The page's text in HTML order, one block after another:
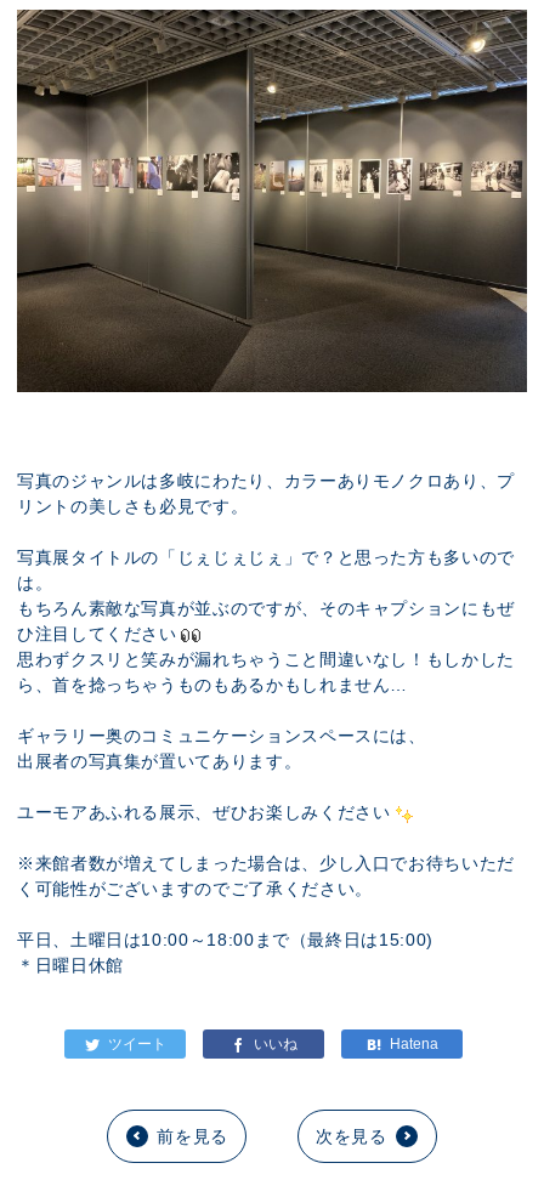
写真のジャンルは多岐にわたり、カラーありモノクロあり、プ
リントの美しさも必見です。
写真展タイトルの「じぇじぇじぇ」で？と思った方も多いので
は。
もちろん素敵な写真が並ぶのですが、そのキャプションにもぜ
ひ注目してください
思わずクスリと笑みが漏れちゃうこと間違いなし！もしかした
ら、首を捻っちゃうものもあるかもしれません…
ギャラリー奥のコミュニケーションスペースには、
出展者の写真集が置いてあります。
ユーモアあふれる展示、ぜひお楽しみください
※来館者数が増えてしまった場合は、少し入口でお待ちいただ
く可能性がございますのでご了承ください。
平日、土曜日は10:00～18:00まで（最終日は15:00)
＊日曜日休館
前を見る 次を見る